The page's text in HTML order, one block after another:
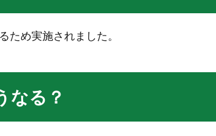
ため実施されました。
なる？